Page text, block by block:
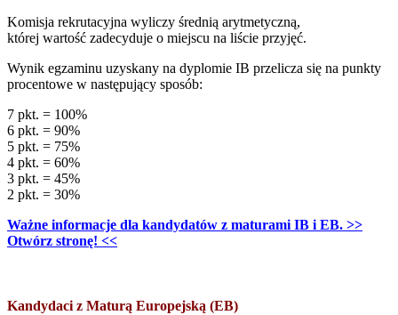
Komisja rekrutacyjna wyliczy średnią arytmetyczną,
której wartość zadecyduje o miejscu na liście przyjęć.
Wynik egzaminu uzyskany na dyplomie IB przelicza się na punkty
procentowe w następujący sposób:
7 pkt. = 100%
6 pkt. = 90%
5 pkt. = 75%
4 pkt. = 60%
3 pkt. = 45%
2 pkt. = 30%
Ważne informacje dla kandydatów z maturami IB i EB. >>
Otwórz stronę! <<
Kandydaci z Maturą Europejską (EB)